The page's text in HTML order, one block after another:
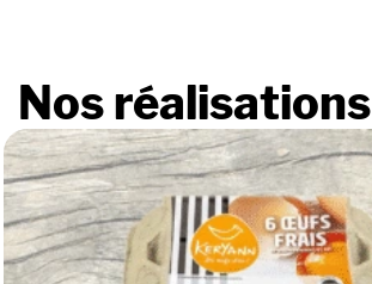
Nos réalisations